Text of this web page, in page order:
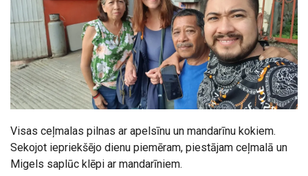
Visas ceļmalas pilnas ar apelsīnu un mandarīnu kokiem.
Sekojot iepriekšējo dienu piemēram, piestājam ceļmalā un
Migels saplūc klēpi ar mandarīniem.